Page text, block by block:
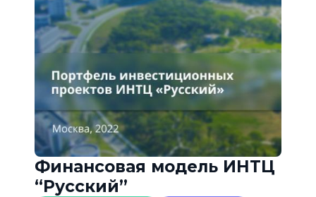
Финансовая модель ИНТЦ
“Русский”